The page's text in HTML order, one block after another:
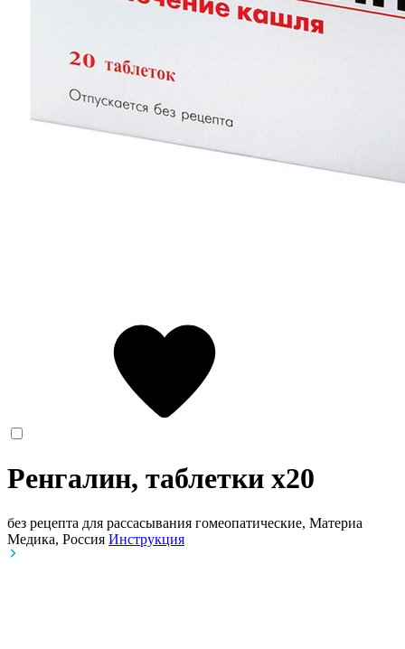
Ренгалин, таблетки x20
без рецепта для рассасывания гомеопатические, Материа
Медика, Россия Инструкция